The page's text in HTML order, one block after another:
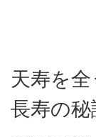
天寿を
長寿の秘